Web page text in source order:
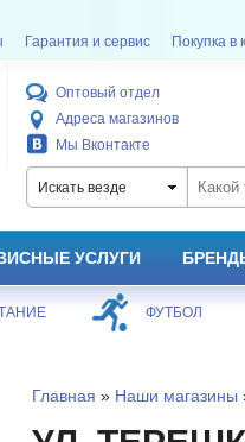
Гарантия и сервис Покупка в
Оптовый отдел
Адреса магазинов
Мы Вконтакте
Искать везде
УСЛУГИ
ФУТБОЛ
Главная » Наши магазины